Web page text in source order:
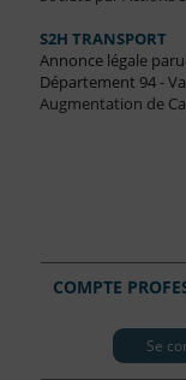
S2H TRANSPORT
Annonce légale
Département 94 -
Augmentation de
COMPTE
Se